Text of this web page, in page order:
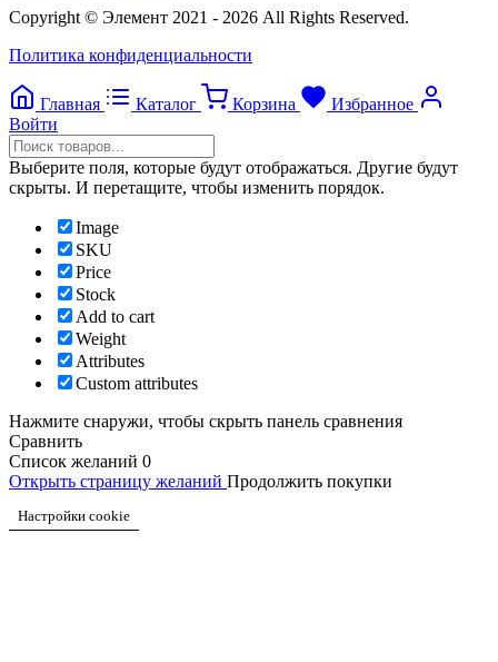
Copyright © Элемент 2021 - 2026 All Rights Reserved.
Политика конфиденциальности
Главная Каталог Корзина
Избранное
Войти
Выберите поля, которые будут отображаться. Другие будут
скрыты. И перетащите, чтобы изменить порядок.
Image
SKU
Price
Stock
Add to cart
Weight
Attributes
Custom attributes
Нажмите снаружи, чтобы скрыть панель сравнения
Сравнить
Список желаний 0
Открыть страницу желаний Продолжить покупки
Настройки cookie